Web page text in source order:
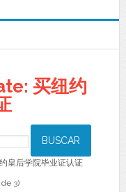
买纽约
皇后学院毕业证认证
3)